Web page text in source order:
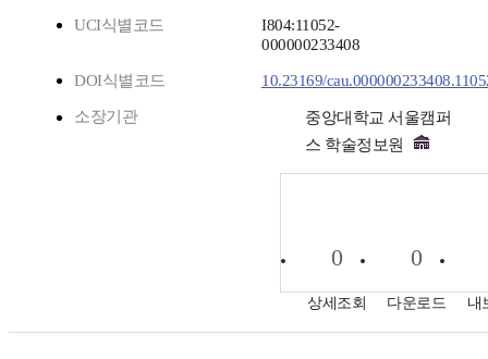
UCI식별코드
I804:11052-
000000233408
DOI식별코드 10.23169/
소장기관
중앙대학교 서울캠퍼
스 학술정보원
0
상세조회
0
다운로드 내